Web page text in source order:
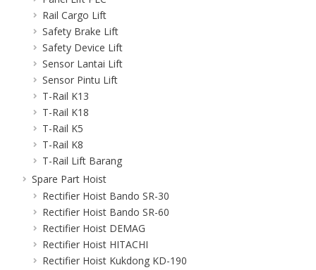
Rail Cargo Lift
Safety Brake Lift
Safety Device Lift
Sensor Lantai Lift
Sensor Pintu Lift
T-Rail K13
T-Rail K18
T-Rail K5
T-Rail K8
T-Rail Lift Barang
Spare Part Hoist
Rectifier Hoist Bando SR-30
Rectifier Hoist Bando SR-60
Rectifier Hoist DEMAG
Rectifier Hoist HITACHI
Rectifier Hoist Kukdong KD-190